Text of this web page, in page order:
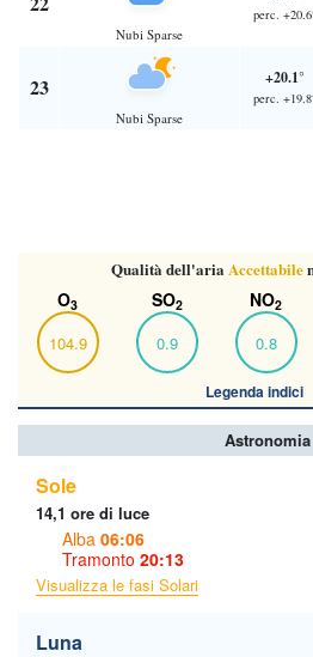
Nubi Sparse
perc.
23
Nubi Sparse
+20.1°
perc.
Qualità dell'aria Accettabile
O3
104.9
SO2
0.9
NO2
0.8
Legenda indici
Astronomia
Sole
14,1 ore di luce
Alba 06:06
Tramonto 20:13
Visualizza le fasi Solari
Luna